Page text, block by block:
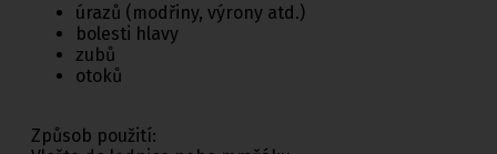
úrazů (modřiny, výrony atd.)
bolesti hlavy
zubů
otoků
Způsob použití: